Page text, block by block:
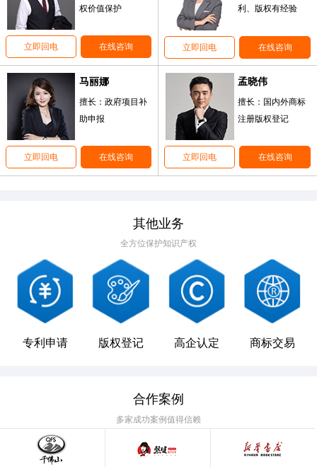
权价值保护
立即回电 在线咨询
利、版权有经验
立即回电 在线咨询
马丽娜
擅长：政府项目补
助申报
立即回电 在线咨询
孟晓伟
擅长：国内外商标
注册版权登记
立即回电 在线咨询
其他业务
全方位保护知识产权
专利申请 版权登记 高企认定 商标交易
合作案例
多家成功案例值得信赖